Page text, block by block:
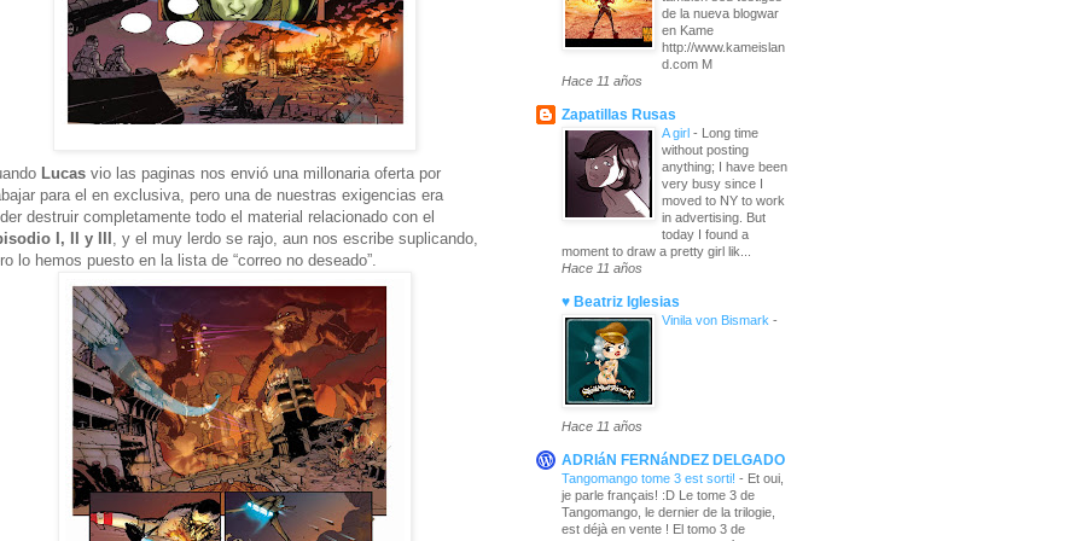
Lucas vio las paginas nos envió una millonaria oferta por
para el en exclusiva, pero una de nuestras exigencias era
destruir completamente todo el material relacionado con el
I, II y III , y el muy lerdo se rajo, aun nos escribe suplicando,
lo hemos puesto en la lista de “correo no deseado”.
de la nueva blogwar
en Kame
http://www.kameislan
d.com M
Hace 11 años
Zapatillas Rusas
A girl -
Long time
without posting
anything; I have been
very busy since I
moved to NY to work
in advertising. But
today I found a
moment to draw a pretty girl lik...
Hace 11 años
♥ Beatriz Iglesias
Vinila von Bismark -
Hace 11 años
ADRIáN FERNáNDEZ DELGADO
Tangomango tome 3 est sorti! - Et oui,
je parle français! :D Le tome 3 de
Tangomango, le dernier de la trilogie,
est déjà en vente ! El tomo 3 de